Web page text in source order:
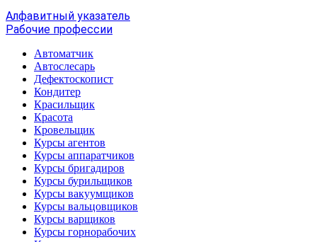
Алфавитный указатель
Рабочие профессии
Автоматчик
Автослесарь
Дефектоскопист
Кондитер
Красильщик
Красота
Кровельщик
Курсы агентов
Курсы аппаратчиков
Курсы бригадиров
Курсы бурильщиков
Курсы вакуумщиков
Курсы вальцовщиков
Курсы варщиков
Курсы горнорабочих